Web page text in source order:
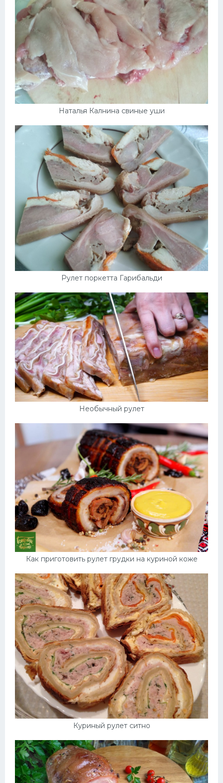
Наталья Калнина свиные уши
Рулет поркетта Гарибальди
Необычный рулет
Как приготовить рулет грудки на куриной коже
Куриный рулет ситно